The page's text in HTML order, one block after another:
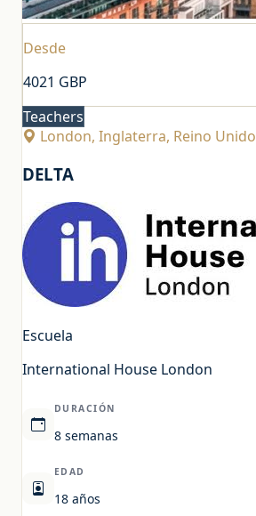
Desde
4021 GBP
Teachers
London, Inglaterra, Reino Unido
DELTA
Escuela
International House London
DURACIÓN
8 semanas
EDAD
18 años